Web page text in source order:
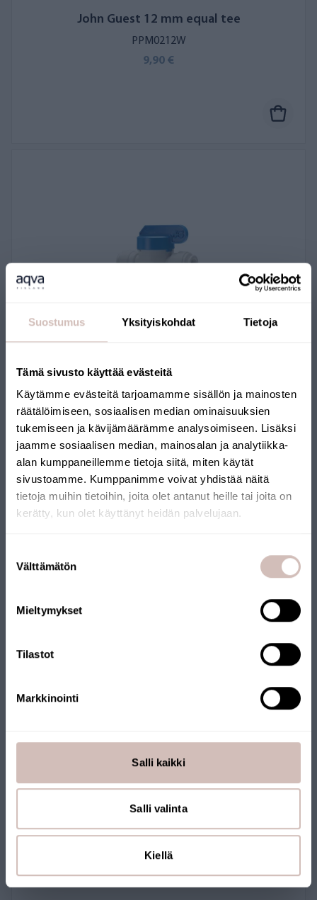
Suostumus Yksityiskohdat Tietoja
Tämä sivusto käyttää evästeitä
Käytämme evästeitä tarjoamamme sisällön ja mainosten
räätälöimiseen, sosiaalisen median ominaisuuksien
tukemiseen ja kävijämäärämme analysoimiseen. Lisäksi
jaamme sosiaalisen median, mainosalan ja analytiikka-
alan kumppaneillemme tietoja siitä, miten käytät
sivustoamme. Kumppanimme voivat yhdistää näitä
tietoja muihin tietoihin, joita olet antanut heille tai joita on
kerätty, kun olet käyttänyt heidän palvelujaan.
valinta
Välttämätön
Mieltymykset
Tilastot
Markkinointi
Salli kaikki
Salli valinta
Kiellä
John Guest 12 mm equal tee
PPM0212W
9,90 €
John Guest 6 mm shut-off valve
PPMSV040606W
PPMSV040808W
country